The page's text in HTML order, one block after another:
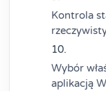
Kontrola
Wybór
aplikacją